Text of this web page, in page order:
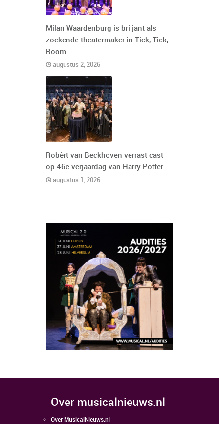
Milan Waardenburg is briljant als
zoekende theatermaker in Tick, Tick,
Boom
augustus 2, 2026
Robèrt van Beckhoven verrast cast
op 46e verjaardag van Harry Potter
augustus 1, 2026
over musicalnieuws.nl
Over MusicalNieuws.nl